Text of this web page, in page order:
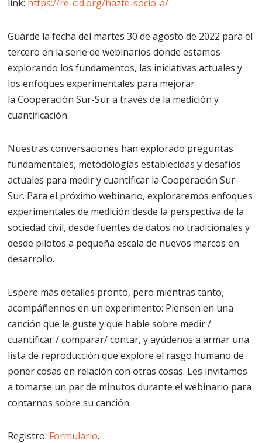
link: https://re-cid.org/hazte-socio-a/
Guarde la fecha del martes 30 de agosto de 2022 para el
tercero en la serie de webinarios donde estamos
explorando los fundamentos, las iniciativas actuales y
los enfoques experimentales para mejorar
la Cooperación Sur-Sur a través de la medición y
cuantificación.
Nuestras conversaciones han explorado preguntas
fundamentales, metodologías establecidas y desafíos
actuales para medir y cuantificar la Cooperación Sur-
Sur. Para el próximo webinario, exploraremos enfoques
experimentales de medición desde la perspectiva de la
sociedad civil, desde fuentes de datos no tradicionales y
desde pilotos a pequeña escala de nuevos marcos en
desarrollo.
Espere más detalles pronto, pero mientras tanto,
acompáñennos en un experimento: Piensen en una
canción que le guste y que hable sobre medir /
cuantificar / comparar/ contar, y ayúdenos a armar una
lista de reproducción que explore el rasgo humano de
poner cosas en relación con otras cosas. Les invitamos
a tomarse un par de minutos durante el webinario para
contarnos sobre su canción.
Registro: Formulario.